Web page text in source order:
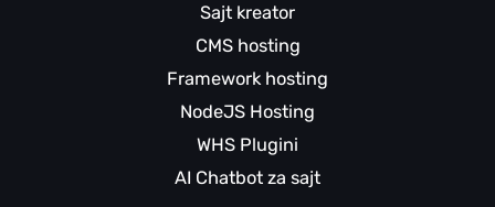
Sajt kreator
CMS hosting
Framework hosting
NodeJS Hosting
WHS Plugini
AI Chatbot za sajt